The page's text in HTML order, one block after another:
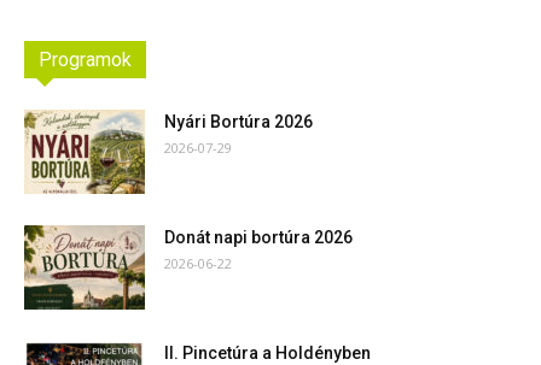
Programok
Nyári Bortúra 2026
2026-07-29
Donát napi bortúra 2026
2026-06-22
II. Pincetúra a Holdényben